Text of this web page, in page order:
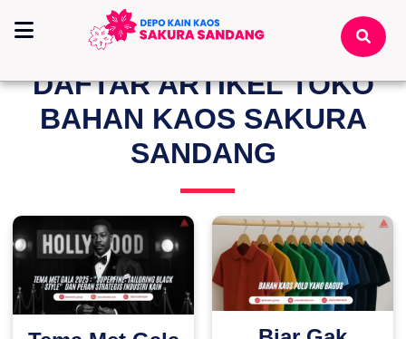
Home /Daftar Istilah
DAFTAR ARTIKEL TOKO
BAHAN KAOS SAKURA
SANDANG